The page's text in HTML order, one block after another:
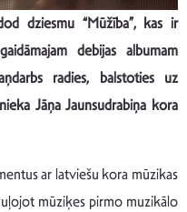
dziesmu “Mūžība”, kas ir
debijas albumam
radies, balstoties uz
Jāņa Jaunsudrabiņa kora
ar latviešu kora mūzikas
mūziķes pirmo muzikālo